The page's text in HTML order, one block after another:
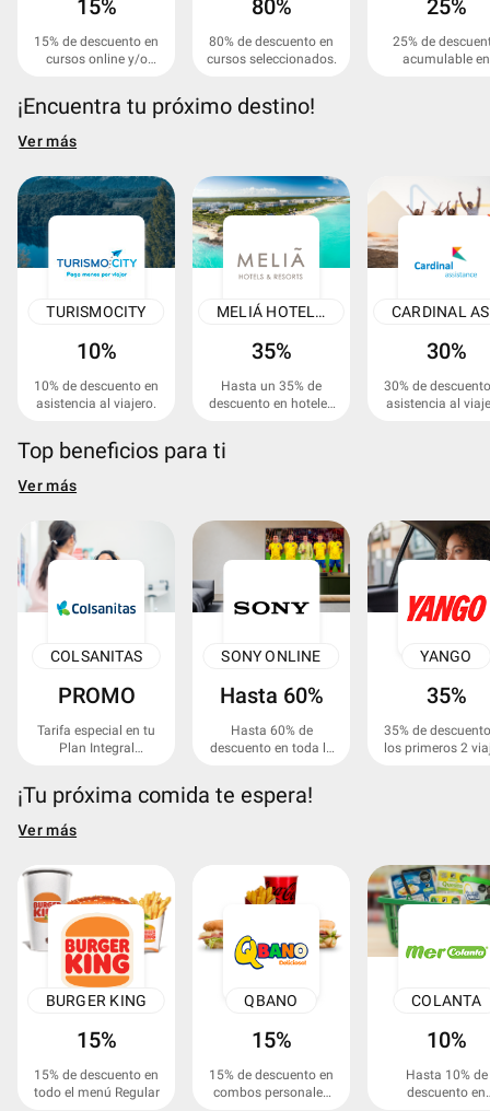
15%
15% de descuento en
cursos online y/o
80%
80% de descuento en
cursos seleccionados.
25%
25% de
acumulable en
¡Encuentra tu próximo destino!
Ver más
TURISMOCITY
10%
10% de descuento en
asistencia al viajero.
MELIÁ HOTELS INTERNATIONAL
35%
Hasta un 35% de
descuento en hoteles
30%
30% de
asistencia al
Top beneficios para ti
Ver más
COLSANITAS
PROMO
Tarifa especial en tu
Plan Integral
Medisanitas o Plan
Dental.
SONY ONLINE
Hasta 60%
Hasta 60% de
descuento en toda la
YANGO
35%
35% de
los primeros 2
¡Tu próxima comida te espera!
Ver más
BURGER KING
15%
15% de descuento en
todo el menú Regular
QBANO
15%
15% de descuento en
combos personales
COLANTA
10%
Hasta 10% de
descuento en